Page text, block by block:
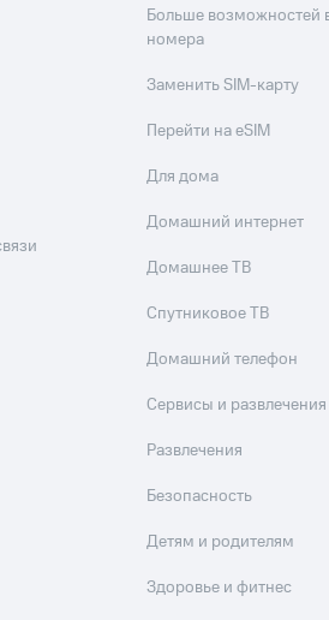
Больше возможностей
номера
Заменить SIM-карту
Перейти на eSIM
Для дома
Домашний интернет
Домашнее ТВ
Спутниковое ТВ
Домашний телефон
Сервисы и развлечения
Развлечения
Безопасность
Детям и родителям
Здоровье и фитнес